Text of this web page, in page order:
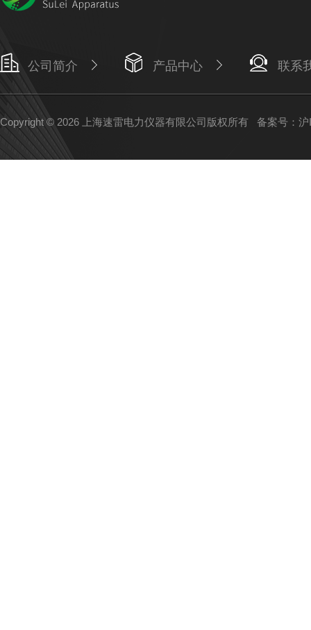
公司简介 产品中心 联系
Copyright © 2026 上海速雷电力仪器有限公司版权所有 备案号：